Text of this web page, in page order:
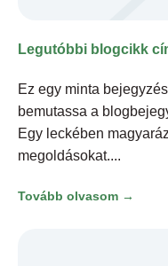
Legutóbbi blogcikk
Ez egy minta
bemutassa a
Egy leckében
megoldásokat.
Tovább olvasom →